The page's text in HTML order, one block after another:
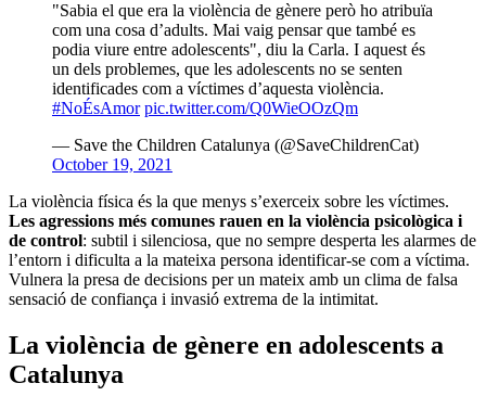
"Sabia el que era la violència de gènere però ho atribuïa
com una cosa d’adults. Mai vaig pensar que també es
podia viure entre adolescents", diu la Carla. I aquest és
un dels problemes, que les adolescents no se senten
identificades com a víctimes d’aquesta violència.
#NoÉsAmor pic.twitter.com/Q0WieOOzQm
— Save the Children Catalunya (@SaveChildrenCat)
October 19, 2021
La violència física és la que menys s’exerceix sobre les víctimes.
Les agressions més comunes rauen en la violència psicològica i
de control: subtil i silenciosa, que no sempre desperta les alarmes de
l’entorn i dificulta a la mateixa persona identificar-se com a víctima.
Vulnera la presa de decisions per un mateix amb un clima de falsa
sensació de confiança i invasió extrema de la intimitat.
La violència de gènere en adolescents a
Catalunya